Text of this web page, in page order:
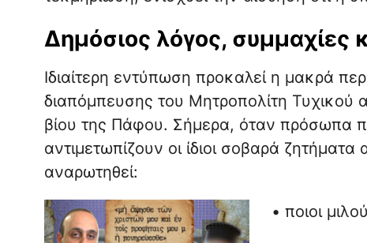
Δημόσιος λόγος, συμμαχίες
Ιδιαίτερη εντύπωση προκαλεί η μακρά
διαπόμπευσης του Μητροπολίτη
βίου της Πάφου. Σήμερα, όταν πρόσωπα
αντιμετωπίζουν οι ίδιοι σοβαρά
αναρωτηθεί:
• ποιοι